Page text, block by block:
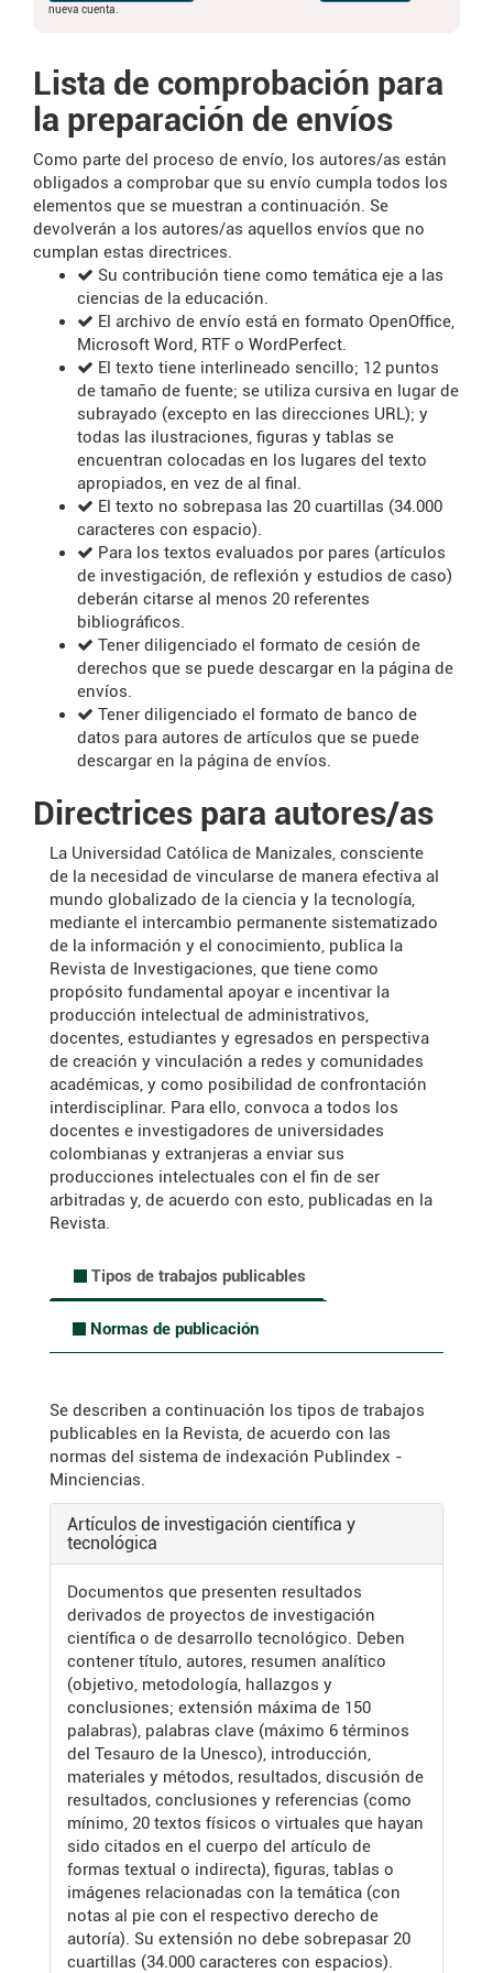
nueva cuenta.
Lista de comprobación para
la preparación de envíos
Como parte del proceso de envío, los autores/as están
obligados a comprobar que su envío cumpla todos los
elementos que se muestran a continuación. Se
devolverán a los autores/as aquellos envíos que no
cumplan estas directrices.
Su contribución tiene como temática eje a las
ciencias de la educación.
El archivo de envío está en formato OpenOffice,
Microsoft Word, RTF o WordPerfect.
El texto tiene interlineado sencillo; 12 puntos
de tamaño de fuente; se utiliza cursiva en lugar de
subrayado (excepto en las direcciones URL); y
todas las ilustraciones, figuras y tablas se
encuentran colocadas en los lugares del texto
apropiados, en vez de al final.
El texto no sobrepasa las 20 cuartillas (34.000
caracteres con espacio).
Para los textos evaluados por pares (artículos
de investigación, de reflexión y estudios de caso)
deberán citarse al menos 20 referentes
bibliográficos.
Tener diligenciado el formato de cesión de
derechos que se puede descargar en la página de
envíos.
Tener diligenciado el formato de banco de
datos para autores de artículos que se puede
descargar en la página de envíos.
Directrices para autores/as
La Universidad Católica de Manizales, consciente
de la necesidad de vincularse de manera efectiva al
mundo globalizado de la ciencia y la tecnología,
mediante el intercambio permanente sistematizado
de la información y el conocimiento, publica la
Revista de Investigaciones, que tiene como
propósito fundamental apoyar e incentivar la
producción intelectual de administrativos,
docentes, estudiantes y egresados en perspectiva
de creación y vinculación a redes y comunidades
académicas, y como posibilidad de confrontación
interdisciplinar. Para ello, convoca a todos los
docentes e investigadores de universidades
colombianas y extranjeras a enviar sus
producciones intelectuales con el fin de ser
arbitradas y, de acuerdo con esto, publicadas en la
Revista.
. Tipos de trabajos publicables
. Normas de publicación
Se describen a continuación los tipos de trabajos
publicables en la Revista, de acuerdo con las
normas del sistema de indexación Publindex -
Minciencias.
Artículos de investigación científica y
tecnológica
Documentos que presenten resultados
derivados de proyectos de investigación
científica o de desarrollo tecnológico. Deben
contener título, autores, resumen analítico
(objetivo, metodología, hallazgos y
conclusiones; extensión máxima de 150
palabras), palabras clave (máximo 6 términos
del Tesauro de la Unesco), introducción,
materiales y métodos, resultados, discusión de
resultados, conclusiones y referencias (como
mínimo, 20 textos físicos o virtuales que hayan
sido citados en el cuerpo del artículo de
formas textual o indirecta), figuras, tablas o
imágenes relacionadas con la temática (con
notas al pie con el respectivo derecho de
autoría). Su extensión no debe sobrepasar 20
cuartillas (34.000 caracteres con espacios).